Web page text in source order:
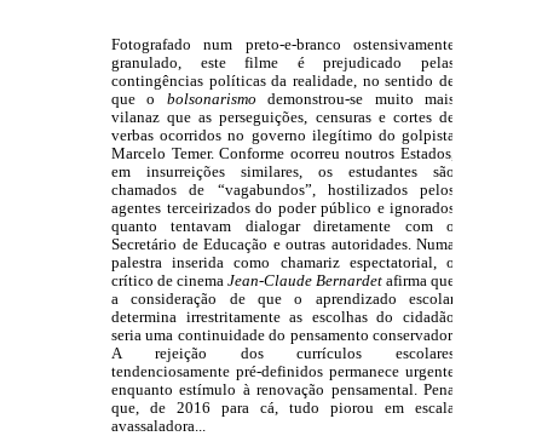
Fotografado num preto-e-branco ostensivamente
granulado, este filme é prejudicado pelas
contingências políticas da realidade, no sentido de
que o bolsonarismo demonstrou-se muito mais
vilanaz que as perseguições, censuras e cortes de
verbas ocorridos no governo ilegítimo do golpista
Marcelo Temer. Conforme ocorreu noutros Estados,
em insurreições similares, os estudantes são
chamados de “vagabundos”, hostilizados pelos
agentes terceirizados do poder público e ignorados
quanto tentavam dialogar diretamente com o
Secretário de Educação e outras autoridades. Numa
palestra inserida como chamariz espectatorial, o
crítico de cinema Jean-Claude Bernardet afirma que
a consideração de que o aprendizado escolar
determina irrestritamente as escolhas do cidadão
seria uma continuidade do pensamento conservador.
A rejeição dos currículos escolares
tendenciosamente pré-definidos permanece urgente
enquanto estímulo à renovação pensamental. Pena
que, de 2016 para cá, tudo piorou em escala
avassaladora...